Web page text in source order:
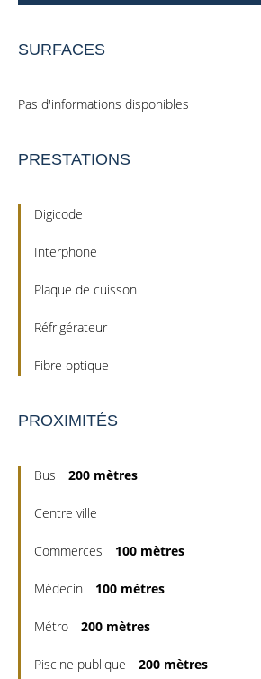
SURFACES
Pas d'informations disponibles
PRESTATIONS
Digicode
Interphone
Plaque de cuisson
Réfrigérateur
Fibre optique
PROXIMITÉS
Bus 200 mètres
Centre ville
Commerces 100 mètres
Médecin 100 mètres
Métro 200 mètres
Piscine publique 200 mètres